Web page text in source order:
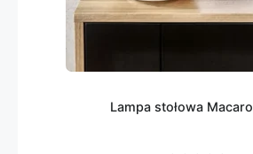
Lampa stołowa